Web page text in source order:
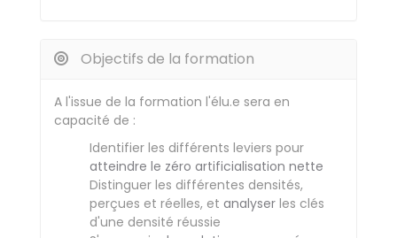
Objectifs de la formation
A l'issue de la formation l'élu.e sera en
capacité de :
Identifier les différents leviers pour
atteindre le zéro artificialisation nette
Distinguer les différentes densités,
perçues et réelles, et analyser les clés
d'une densité réussie